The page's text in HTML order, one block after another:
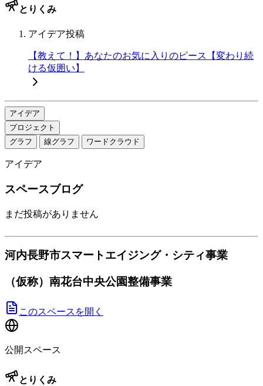
とりくみ
アイデア投稿
【教えて！】あなたのお気に入りのピース【変わり続
ける仮囲い】
アイデア
プロジェクト
グラフ
線グラフ ワードクラウド
アイデア
スペースブログ
まだ投稿がありません
河内長野市スマートエイジング・シティ事業
（仮称）南花台中央公園整備事業
このスペースを開く
公開スペース
とりくみ